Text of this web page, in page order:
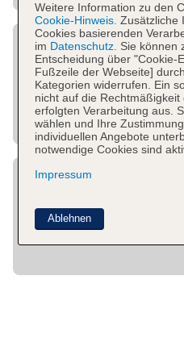
Weitere Information zu den
Cookie-Hinweis. Zusätzliche
Cookies basierenden
im Datenschutz. Sie können
Entscheidung über "Cookie-
Fußzeile der Webseite]
Kategorien widerrufen. Ein
nicht auf die
erfolgten Verarbeitung aus.
wählen und Ihre
individuellen Angebote
notwendige Cookies sind
Impressum
Ablehnen